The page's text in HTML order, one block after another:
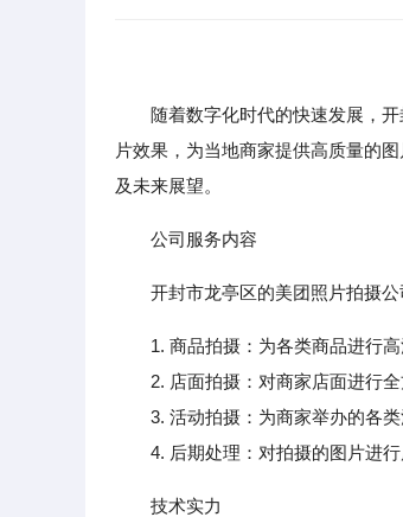
随着数字化时代的快速发展，开
片效果，为当地商家提供高质量的
及未来展望。
公司服务内容
开封市龙亭区的美团照片拍摄公
1. 商品拍摄：为各类商品进行
2. 店面拍摄：对商家店面进行全
3. 活动拍摄：为商家举办的各类
4. 后期处理：对拍摄的图片进行
技术实力